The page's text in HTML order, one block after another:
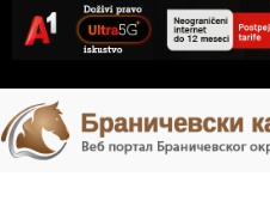
content